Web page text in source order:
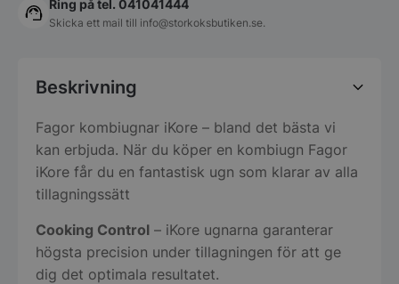
Ring på tel. 041041444
Skicka ett mail till info@storkoksbutiken.se.
Beskrivning
Fagor kombiugnar iKore – bland det bästa vi
kan erbjuda. När du köper en kombiugn Fagor
iKore får du en fantastisk ugn som klarar av alla
tillagningssätt
Cooking Control – iKore ugnarna garanterar
högsta precision under tillagningen för att ge
dig det optimala resultatet.